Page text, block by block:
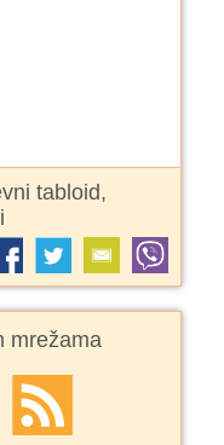
tabloid,
mrežama